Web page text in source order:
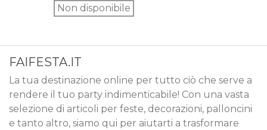
Non disponibile
FAIFESTA.IT
La tua destinazione online per tutto ciò che serve a
rendere il tuo party indimenticabile! Con una vasta
selezione di articoli per feste, decorazioni, palloncini
e tanto altro, siamo qui per aiutarti a trasformare